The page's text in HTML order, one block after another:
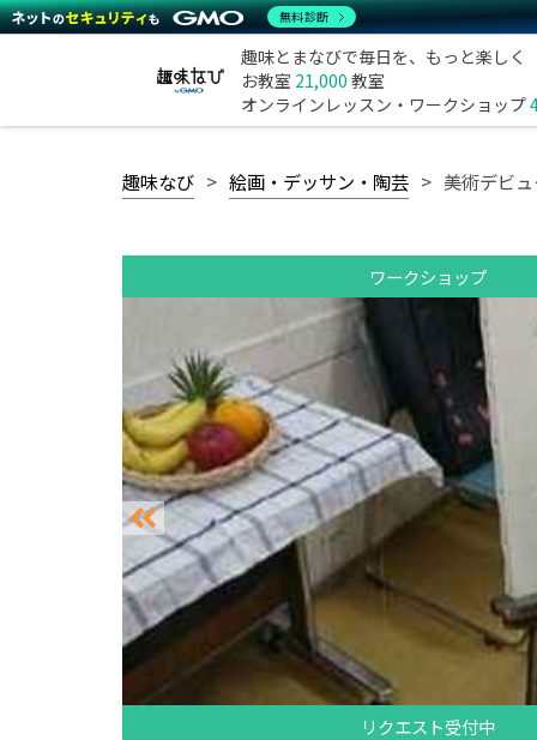
趣味とまなびで毎日を、もっと楽しく
お教室 21,000 教室
オンラインレッスン・ワークショップ
趣味なび 絵画・デッサン・陶芸 美術デビュ
ワークショップ
リクエスト受付中
無料診断